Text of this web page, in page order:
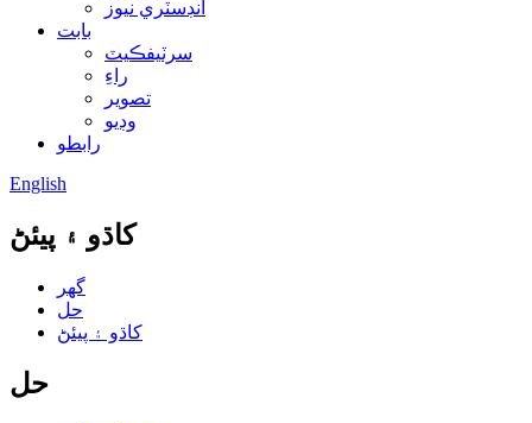
انڊسٽري نيوز
بابت
سرٽيفڪيٽ
راءِ
تصوير
وڊيو
رابطو
English
کاڌو ۽ پيئڻ
گھر
حل
کاڌو ۽ پيئڻ
حل